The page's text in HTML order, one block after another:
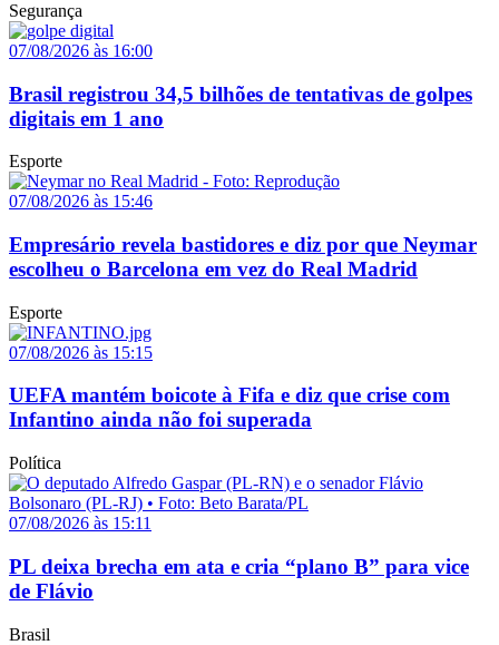
Segurança
07/08/2026 às 16:00
Brasil registrou 34,5 bilhões de tentativas de golpes
digitais em 1 ano
Esporte
07/08/2026 às 15:46
Empresário revela bastidores e diz por que Neymar
escolheu o Barcelona em vez do Real Madrid
Esporte
07/08/2026 às 15:15
UEFA mantém boicote à Fifa e diz que crise com
Infantino ainda não foi superada
Política
07/08/2026 às 15:11
PL deixa brecha em ata e cria “plano B” para vice
de Flávio
Brasil